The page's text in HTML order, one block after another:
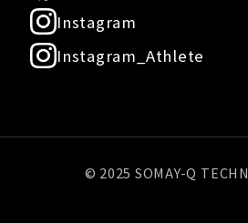
Instagram
Instagram_Athlete
© 2025 SOMAY-Q